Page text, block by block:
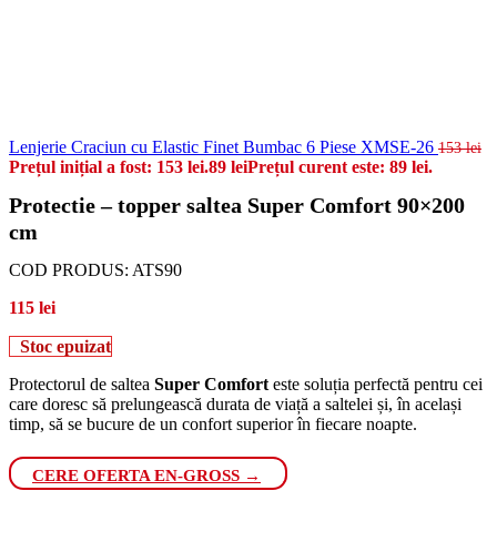
Lenjerie Craciun cu Elastic Finet Bumbac 6 Piese XMSE-26 153lei
Prețul inițial a fost: 153 lei.89 leiPrețul curent este: 89 lei.
Protectie – topper saltea Super Comfort 90×200
cm
COD PRODUS: ATS90
115 lei
Stoc epuizat
Protectorul de saltea Super Comfort este soluția perfectă pentru cei
care doresc să prelungească durata de viață a saltelei și, în același
timp, să se bucure de un confort superior în fiecare noapte.
CERE OFERTA EN-GROSS →